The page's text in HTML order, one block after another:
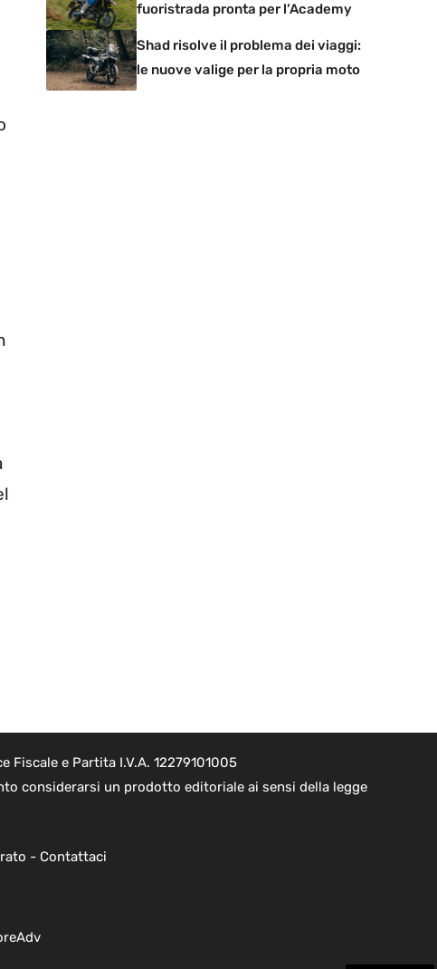
fuoristrada pronta per l’Academy
Shad risolve il problema dei viaggi:
le nuove valige per la propria moto
Fiscale e Partita I.V.A. 12279101005
considerarsi un prodotto editoriale ai sensi della legge
- Contattaci